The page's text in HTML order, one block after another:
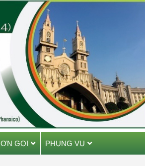
ƠN GỌI PHỤNG VỤ